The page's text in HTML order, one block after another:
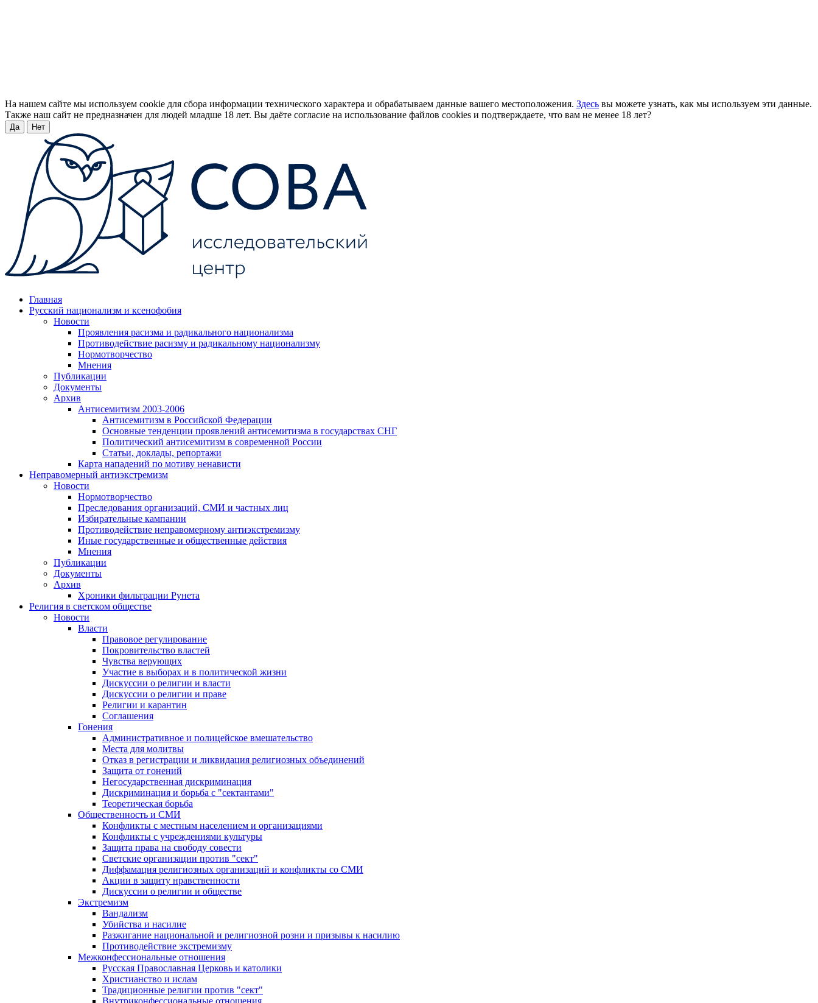
На нашем сайте мы используем cookie для сбора информации технического характера и обрабатываем данные вашего местоположения. Здесь вы можете узнать, как мы используем эти данные.
Также наш сайт не предназначен для людей младше 18 лет. Вы даёте согласие на использование файлов cookies и подтверждаете, что вам не менее 18 лет?
Да Нет
Главная
Русский национализм и ксенофобия
Новости
Проявления расизма и радикального национализма
Противодействие расизму и радикальному национализму
Нормотворчество
Мнения
Публикации
Документы
Архив
Антисемитизм 2003-2006
Антисемитизм в Российской Федерации
Основные тенденции проявлений антисемитизма в государствах СНГ
Политический антисемитизм в современной России
Статьи, доклады, репортажи
Карта нападений по мотиву ненависти
Неправомерный антиэкстремизм
Новости
Нормотворчество
Преследования организаций, СМИ и частных лиц
Избирательные кампании
Противодействие неправомерному антиэкстремизму
Иные государственные и общественные действия
Мнения
Публикации
Документы
Архив
Хроники фильтрации Рунета
Религия в светском обществе
Новости
Власти
Правовое регулирование
Покровительство властей
Чувства верующих
Участие в выборах и в политической жизни
Дискуссии о религии и власти
Дискуссии о религии и праве
Религии и карантин
Соглашения
Гонения
Административное и полицейское вмешательство
Места для молитвы
Отказ в регистрации и ликвидация религиозных объединений
Защита от гонений
Негосударственная дискриминация
Дискриминация и борьба с "сектантами"
Теоретическая борьба
Общественность и СМИ
Конфликты с местным населением и организациями
Конфликты с учреждениями культуры
Защита права на свободу совести
Светские организации против "сект"
Диффамация религиозных организаций и конфликты со СМИ
Акции в защиту нравственности
Дискуссии о религии и обществе
Экстремизм
Вандализм
Убийства и насилие
Разжигание национальной и религиозной розни и призывы к насилию
Противодействие экстремизму
Межконфессиональные отношения
Русская Православная Церковь и католики
Христианство и ислам
Традиционные религии против "сект"